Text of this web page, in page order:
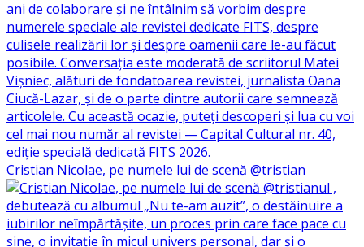
Cristian Nicolae, pe numele lui de scenă @tristian